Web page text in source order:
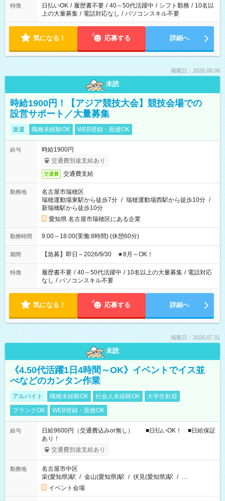
特徴 日払いOK / 履歴書不要 / 40～50代活躍中 / シフト勤務 / 10名以
上の大量募集 / 電話対応なし / パソコンスキル不要
気になる！ 応募する 詳細へ
掲載日：2026.08.06
未読
時給1900円！【アジア競技大会】競技会場での
設営サポート／大量募集
派遣 職種未経験OK WEB登録・面接OK
給与
時給1900円
交通費別途支給あり
交通費 交通費支給
勤務地
名古屋市瑞穂区
瑞穂運動場東駅から徒歩7分 / 瑞穂運動場西駅から徒歩10分 /
新瑞橋駅から徒歩10分
愛知県 名古屋市瑞穂区にある企業
勤務時間 9:00～18:00(実働:8時間) (休憩60分)
期間 【急募】即日～2026/9/30 ★8月～OK！
特徴 履歴書不要 / 40～50代活躍中 / 10名以上の大量募集 / 電話対応
なし / パソコンスキル不要
気になる！ 応募する 詳細へ
掲載日：2026.07.31
未読
《4.50代活躍1日4時間～OK》イベントでイス並
べなどのカンタン作業
アルバイト 職種未経験OK 社会人未経験OK
大学生歓迎
ブランクOK
WEB登録・面接OK
給与
日給9600円（交通費込みor無し） ■日払いOK！ ■日給保証
あり！
交通費別途支給あり
勤務地
名古屋市中区
栄(愛知県)駅 / 金山(愛知県)駅 / 伏見(愛知県)駅 / …
イベント会場